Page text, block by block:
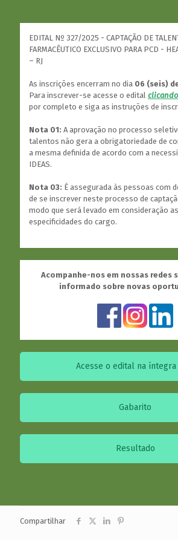
EDITAL Nº 327/2025 - CAPTAÇÃO DE
FARMACÊUTICO EXCLUSIVO PARA PCD -
– RJ
As inscrições encerram no dia 06 (seis)
Para inscrever-se acesse o edital
por completo e siga as instruções de
Nota 01: A aprovação no processo
talentos não gera a obrigatoriedade de
a mesma definida de acordo com a
IDEAS.
Nota 03: É assegurada às pessoas com
de se inscrever neste processo de
modo que será levado em consideração
especificidades do cargo.
Acompanhe-nos em nossas redes
informado sobre novas
Acesse o edital na íntegra
Gabarito
Resultado
Compartilhar